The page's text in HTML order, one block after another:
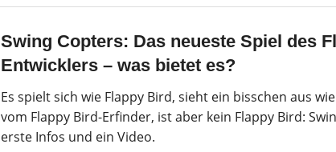
Swing Copters: Das neueste Spiel des
Entwicklers – was bietet es?
Es spielt sich wie Flappy Bird, sieht ein bisschen aus
vom Flappy Bird-Erfinder, ist aber kein Flappy Bird:
erste Infos und ein Video.